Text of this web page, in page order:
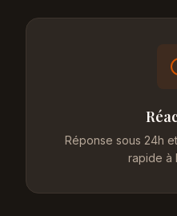
Réponse sous 24h
rapide à